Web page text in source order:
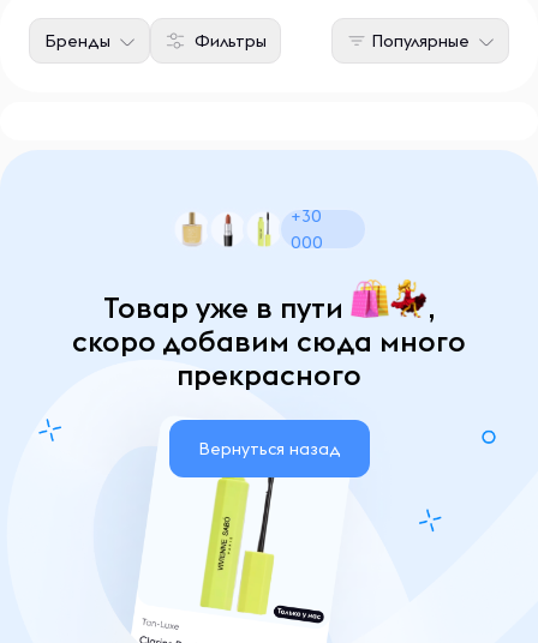
Фильтры
Бренды Популярные
+30
000
Товар уже в пути
,
скоро добавим сюда много
прекрасного
Вернуться назад